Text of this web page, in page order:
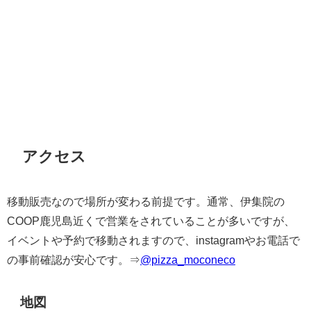
アクセス
移動販売なので場所が変わる前提です。通常、伊集院の
COOP鹿児島近くで営業をされていることが多いですが、
イベントや予約で移動されますので、instagramやお電話で
の事前確認が安心です。⇒@pizza_moconeco
地図